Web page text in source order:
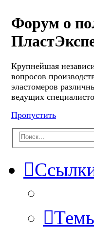
Форум о
Крупнейшая
вопросов
эластомеров
ведущих
Пропустить